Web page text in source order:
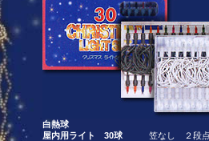
白熱球
屋内用ライト 30球 笠なし ２段点